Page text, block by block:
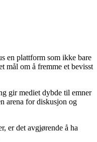
en plattform som ikke bare
mål om å fremme et bevisst
gir mediet dybde til emner
arena for diskusjon og
er det avgjørende å ha